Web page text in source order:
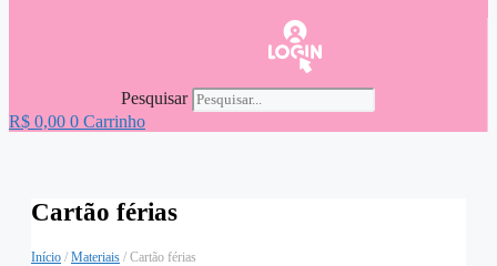
Pesquisar
R$ 0,00 0 Carrinho
Cartão férias
Início / Materiais / Cartão férias